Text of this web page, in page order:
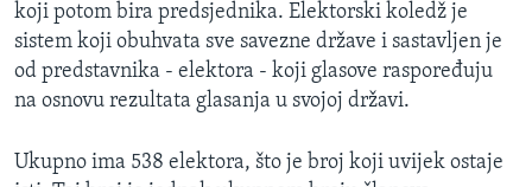
koji potom bira predsjednika. Elektorski koledž je
sistem koji obuhvata sve savezne države i sastavljen je
od predstavnika - elektora - koji glasove raspoređuju
na osnovu rezultata glasanja u svojoj državi.
Ukupno ima 538 elektora, što je broj koji uvijek ostaje